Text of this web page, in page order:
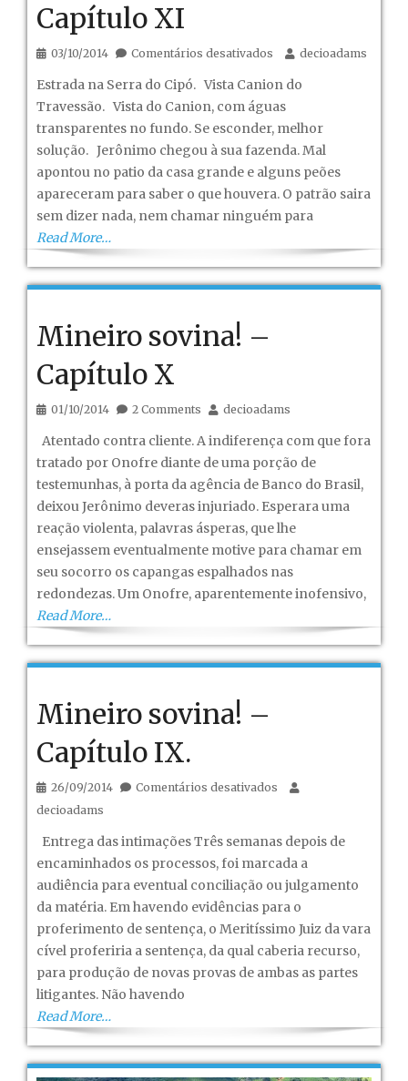
Capítulo XI
03/10/2014 Comentários desativados em
Capítulo
decioadams
Estrada na Serra do Cipó. Vista Canion do
Travessão. Vista do Canion, com águas
transparentes no fundo. Se esconder, melhor
solução. Jerônimo chegou à sua fazenda. Mal
apontou no patio da casa grande e alguns peões
apareceram para saber o que houvera. O patrão saira
sem dizer nada, nem chamar ninguém para
Read More…
Mineiro sovina! –
Capítulo X
01/10/2014 2 Comments decioadams
Atentado contra cliente. A indiferença com que fora
tratado por Onofre diante de uma porção de
testemunhas, à porta da agência de Banco do Brasil,
deixou Jerônimo deveras injuriado. Esperara uma
reação violenta, palavras ásperas, que lhe
ensejassem eventualmente motive para chamar em
seu socorro os capangas espalhados nas
redondezas. Um Onofre, aparentemente inofensivo,
Read More…
Mineiro sovina! –
Capítulo IX.
26/09/2014 Comentários desativados em
IX.
decioadams
Entrega das intimações Três semanas depois de
encaminhados os processos, foi marcada a
audiência para eventual conciliação ou julgamento
da matéria. Em havendo evidências para o
proferimento de sentença, o Meritíssimo Juiz da vara
cível proferiria a sentença, da qual caberia recurso,
para produção de novas provas de ambas as partes
litigantes. Não havendo
Read More…